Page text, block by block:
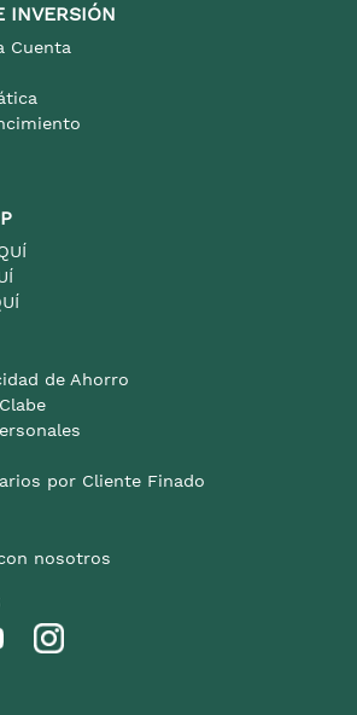
INVERSIÓN
Cuenta
de Ahorro
por Cliente Finado
nosotros